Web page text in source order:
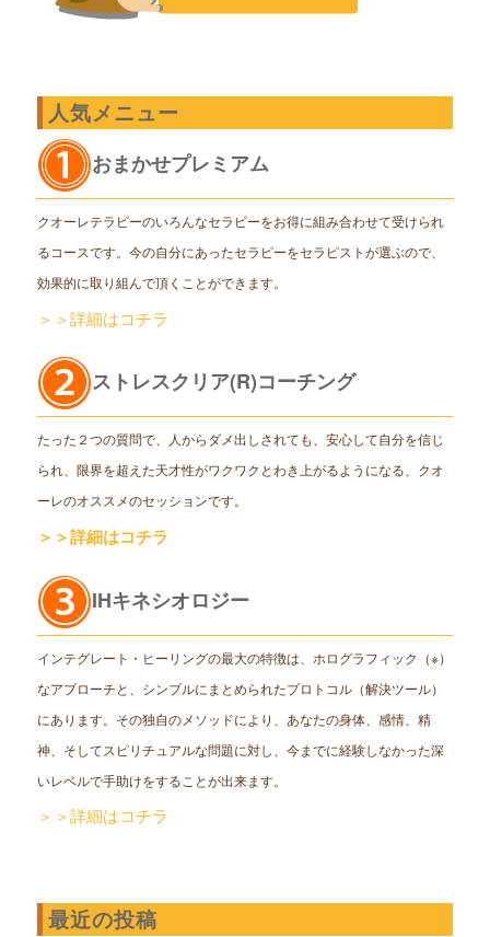
人気メニュー
おまかせプレミアム
クオーレテラピーのいろんなセラピーをお得に組み合わせて受けられ
るコースです。今の自分にあったセラピーをセラピストが選ぶので、
効果的に取り組んで頂くことができます。
＞＞詳細はコチラ
ストレスクリア(R)コーチング
たった２つの質問で、人からダメ出しされても、安心して自分を信じ
られ、限界を超えた天才性がワクワクとわき上がるようになる、クオ
ーレのオススメのセッションです。
＞＞詳細はコチラ
IHキネシオロジー
インテグレート・ヒーリングの最大の特徴は、ホログラフィック（※）
なアプローチと、シンプルにまとめられたプロトコル（解決ツール）
にあります。その独自のメソッドにより、あなたの身体、感情、精
神、そしてスピリチュアルな問題に対し、今までに経験しなかった深
いレベルで手助けをすることが出来ます。
＞＞詳細はコチラ
最近の投稿